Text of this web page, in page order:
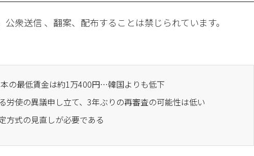
衆送信 、翻案、配布することは禁じられています。
の最低賃金は約1万400円…韓国よりも低下
労使の異議申し立て、3年ぶりの再審査の可能性は低い
方式の見直しが必要である